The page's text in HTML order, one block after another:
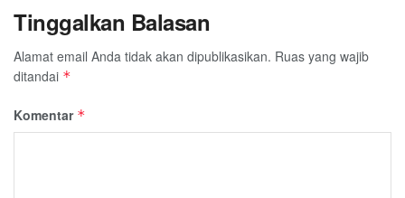
Tinggalkan Balasan
Alamat email Anda tidak akan dipublikasikan. Ruas yang wajib
ditandai *
Komentar *